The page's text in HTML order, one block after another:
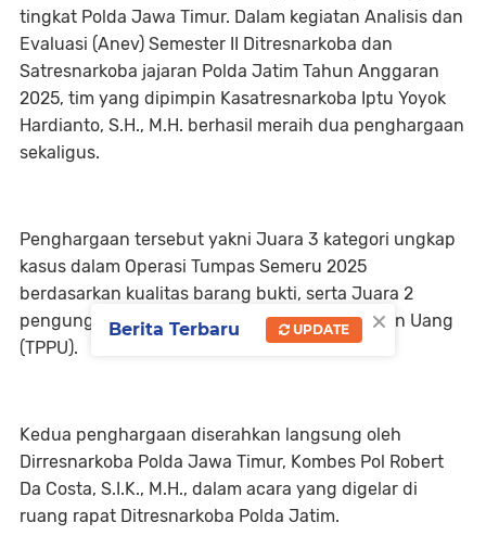
tingkat Polda Jawa Timur. Dalam kegiatan Analisis dan
Evaluasi (Anev) Semester II Ditresnarkoba dan
Satresnarkoba jajaran Polda Jatim Tahun Anggaran
2025, tim yang dipimpin Kasatresnarkoba Iptu Yoyok
Hardianto, S.H., M.H. berhasil meraih dua penghargaan
sekaligus.
Penghargaan tersebut yakni Juara 3 kategori ungkap
kasus dalam Operasi Tumpas Semeru 2025
berdasarkan kualitas barang bukti, serta Juara 2
pengungkapan kasus Tindak Pidana Pencucian Uang
(TPPU).
Kedua penghargaan diserahkan langsung oleh
Dirresnarkoba Polda Jawa Timur, Kombes Pol Robert
Da Costa, S.I.K., M.H., dalam acara yang digelar di
ruang rapat Ditresnarkoba Polda Jatim.
×
Berita Terbaru UPDATE